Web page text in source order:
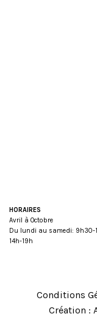
HORAIRES
Avril à Octobre
Du lundi au samedi: 9h30-
14h-19h
Conditions
Création :